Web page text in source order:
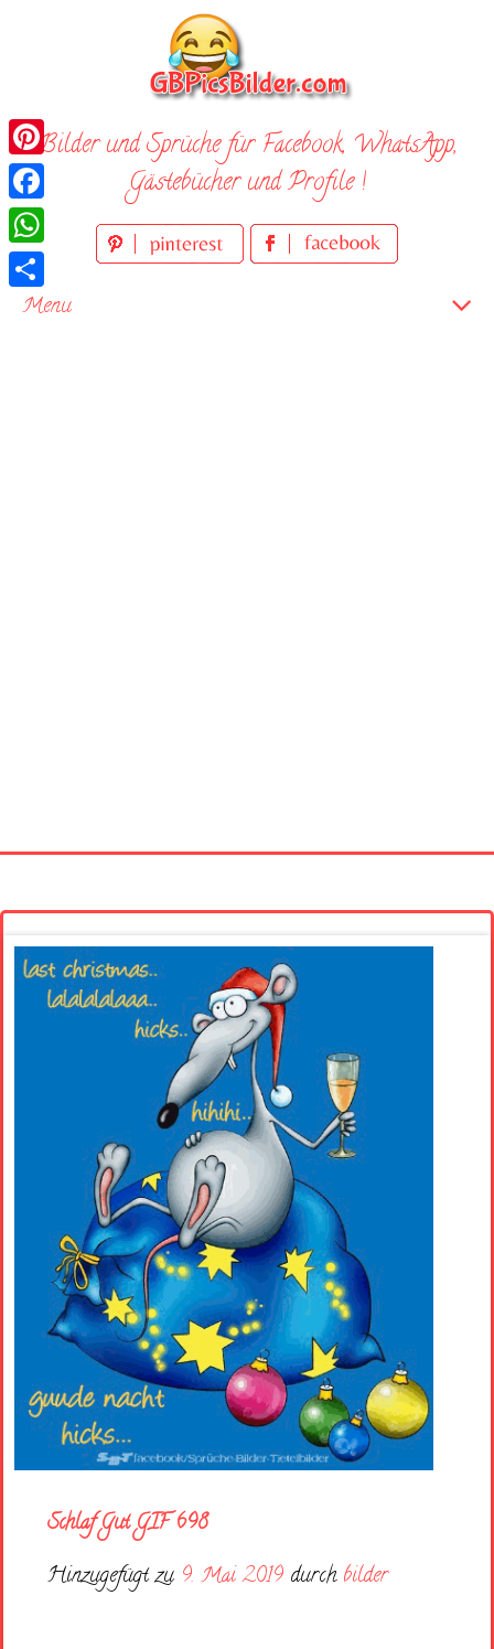
Bilder und Sprüche für Facebook, WhatsApp,
Gästebücher und Profile !
Menu
Schlaf Gut GIF 698
Hinzugefügt zu 9. Mai 2019 durch bilder
Pinterest
Facebook
WhatsApp
Teilen